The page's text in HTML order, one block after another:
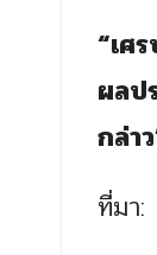
“เศ
ผลป
กล่า
ที่มา: